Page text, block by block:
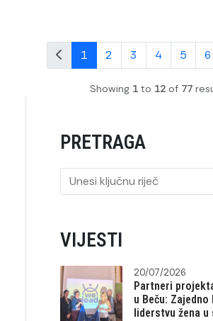
1 2 3 4 5 6
Showing 1 to 12 of 77
PRETRAGA
VIJESTI
20/07/2026
Partneri
u Beču:
liderstvu žena